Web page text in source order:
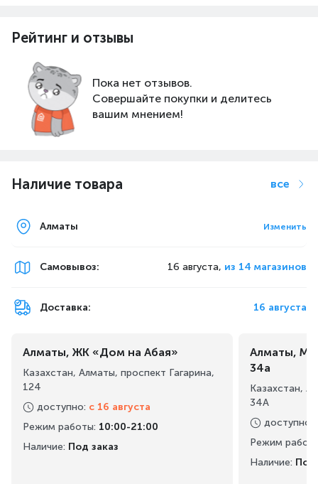
Рейтинг и отзывы
Пока нет отзывов.
Совершайте покупки и делитесь
вашим мнением!
Наличие товара все
Алматы Изменить
Самовывоз: 16 августа, из 14 магазинов
Доставка: 16 августа
Алматы, ЖК «Дом на Абая»
Казахстан, Алматы, проспект Гагарина,
124
доступно: с 16 августа
Режим работы: 10:00-21:00
Наличие: Под заказ
Алматы,
34а
Казахстан,
34А
доступно
Режим
Наличие: Под